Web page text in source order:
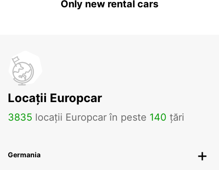
Only new rental cars
Locații Europcar
3835 locații Europcar în peste 140 țări
Germania